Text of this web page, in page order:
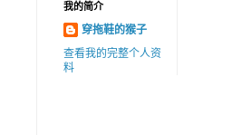
我的简介
穿拖鞋的猴子
查看我的完整个人资
料